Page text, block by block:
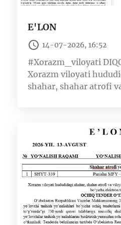
E'LON
14-07-2026, 16:52
#Xorazm_viloyati
Xorazm viloyati
shahar, shahar atrofi